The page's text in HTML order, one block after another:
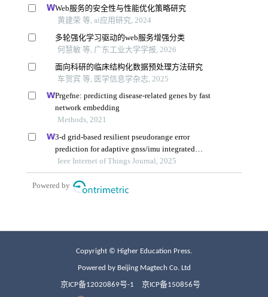
Copyright © Higher Education Press.
Powered by Beijing Magtech Co. Ltd
京ICP备12020869号-1 京ICP备150856号